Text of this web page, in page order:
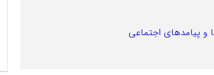
و پیامدهای اجتماعی